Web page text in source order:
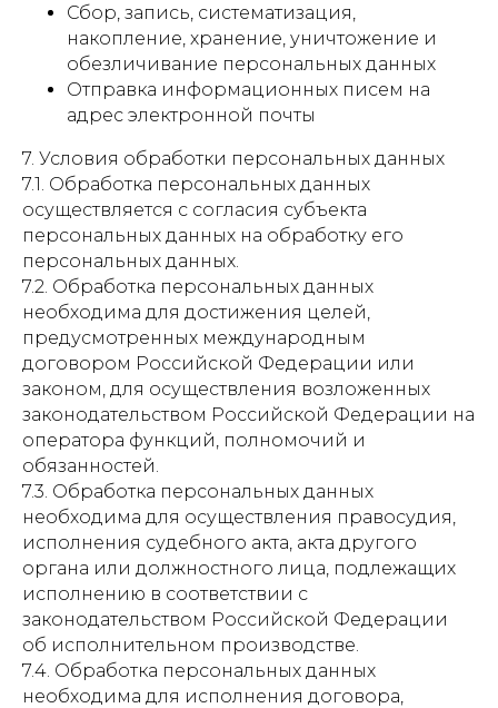
Сбор, запись, систематизация,
накопление, хранение, уничтожение и
обезличивание персональных данных
Отправка информационных писем на
адрес электронной почты
7. Условия обработки персональных данных
7.1. Обработка персональных данных
осуществляется с согласия субъекта
персональных данных на обработку его
персональных данных.
7.2. Обработка персональных данных
необходима для достижения целей,
предусмотренных международным
договором Российской Федерации или
законом, для осуществления возложенных
законодательством Российской Федерации на
оператора функций, полномочий и
обязанностей.
7.3. Обработка персональных данных
необходима для осуществления правосудия,
исполнения судебного акта, акта другого
органа или должностного лица, подлежащих
исполнению в соответствии с
законодательством Российской Федерации
об исполнительном производстве.
7.4. Обработка персональных данных
необходима для исполнения договора,